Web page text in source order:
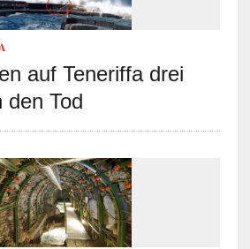
auf Teneriffa drei
den Tod